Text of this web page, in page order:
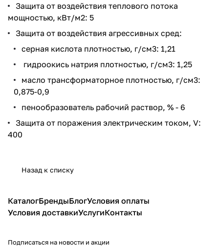
Защита от воздействия теплового потока
мощностью, кВт/м2: 5
Защита от воздействия агрессивных сред:
серная кислота плотностью, г/см3: 1,21
гидроокись натрия плотностью, г/см3: 1,25
масло трансформаторное плотностью, г/см3:
0,875-0,9
пенообразователь рабочий раствор, % - 6
Защита от поражения электрическим током, V:
400
Назад к списку
КаталогБрендыБлогУсловия оплаты
Условия доставкиУслугиКонтакты
Подписаться на новости и акции